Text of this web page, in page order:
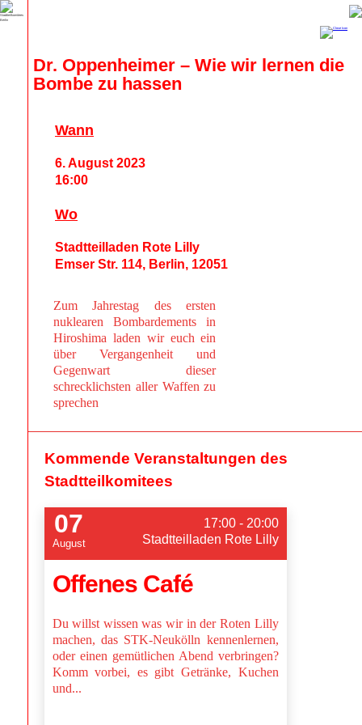
Dr. Oppenheimer – Wie wir lernen die
Bombe zu hassen
Zum Jahrestag des ersten
nuklearen Bombardements in
Hiroshima laden wir euch ein
über Vergangenheit und
Gegenwart dieser
schrecklichsten aller Waffen zu
sprechen
Wann
6. August 2023
16:00
Wo
Stadtteilladen Rote Lilly
Emser Str. 114, Berlin, 12051
Kommende Veranstaltungen des
Stadtteilkomitees
07
August
17:00 - 20:00
Stadtteilladen Rote Lilly
Offenes Café
Du willst wissen was wir in der Roten Lilly
machen, das STK-Neukölln kennenlernen,
oder einen gemütlichen Abend verbringen?
Komm vorbei, es gibt Getränke, Kuchen
und...